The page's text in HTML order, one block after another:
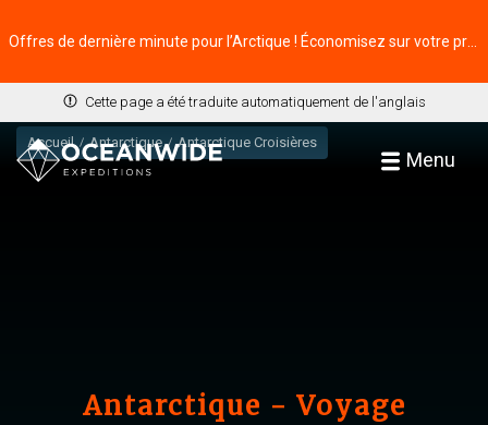
Cette page a été traduite automatiquement de l'anglais
Menu
Accueil Antarctique Antarctique Croisières
Antarctique - Voyage